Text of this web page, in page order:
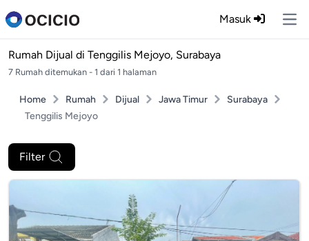
Masuk
Rumah Dijual di Tenggilis Mejoyo, Surabaya
7 Rumah ditemukan - 1 dari 1 halaman
Home Rumah Dijual Jawa Timur
Surabaya
Tenggilis Mejoyo
Filter